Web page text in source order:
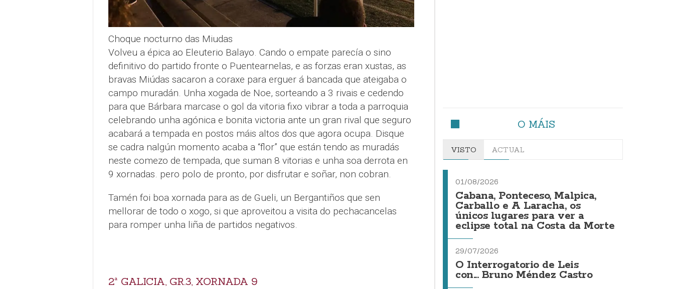
Choque nocturno das Miudas
Volveu a épica ao Eleuterio Balayo. Cando o empate parecía o sino
definitivo do partido fronte o Puentearnelas, e as forzas eran xustas, as
bravas Miúdas sacaron a coraxe para erguer á bancada que ateigaba o
campo muradán. Unha xogada de Noe, sorteando a 3 rivais e cedendo
para que Bárbara marcase o gol da vitoria fixo vibrar a toda a parroquia
celebrando unha agónica e bonita victoria ante un gran rival que seguro
acabará a tempada en postos máis altos dos que agora ocupa. Disque
se cadra nalgún momento acaba a “flor” que están tendo as muradás
neste comezo de tempada, que suman 8 vitorias e unha soa derrota en
9 xornadas. pero polo de pronto, por disfrutar e soñar, non cobran.
Tamén foi boa xornada para as de Gueli, un Bergantiños que sen
mellorar de todo o xogo, si que aproveitou a visita do pechacancelas
para romper unha liña de partidos negativos.
2ª GALICIA, GR.3, XORNADA 9
O MÁIS
VISTO ACTUAL
01/08/2026
Cabana, Ponteceso, Malpica,
Carballo e A Laracha, os
únicos lugares para ver a
eclipse total na Costa da Morte
29/07/2026
O Interrogatorio de Leis
con... Bruno Méndez Castro